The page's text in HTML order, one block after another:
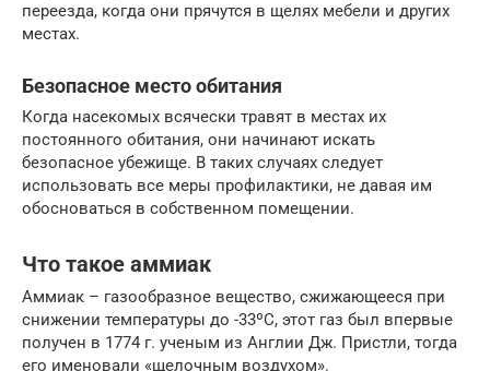
переезда, когда они прячутся в щелях мебели и других
местах.
Безопасное место обитания
Когда насекомых всячески травят в местах их
постоянного обитания, они начинают искать
безопасное убежище. В таких случаях следует
использовать все меры профилактики, не давая им
обосноваться в собственном помещении.
Что такое аммиак
Аммиак – газообразное вещество, сжижающееся при
снижении температуры до -33ºС, этот газ был впервые
получен в 1774 г. ученым из Англии Дж. Пристли, тогда
его именовали «щелочным воздухом».